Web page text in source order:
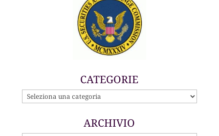
CATEGORIE
CATEGORIE
ARCHIVIO